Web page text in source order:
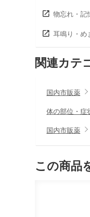
物忘れ・記
耳鳴り・め
関連カテ
国内市販薬
体の部位・症
国内市販薬
この商品